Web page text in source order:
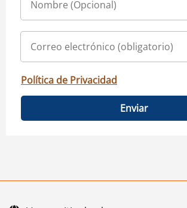
Política de Privacidad
Enviar